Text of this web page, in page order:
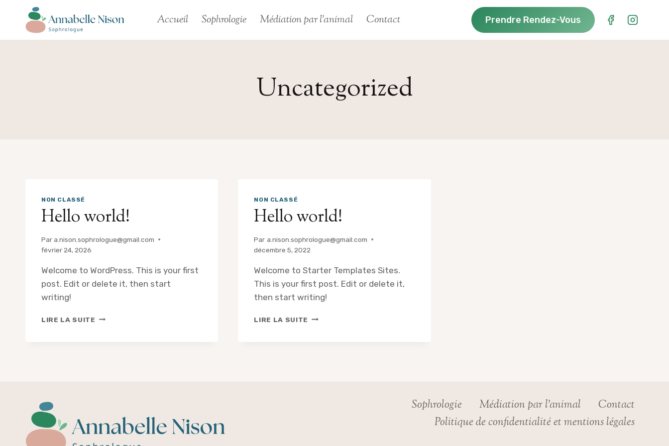
contenu
Accueil Sophrologie Médiation par l’animal Contact Prendre Rendez-Vous
Uncategorized
NON CLASSÉ
Hello world!
Par a.nison.sophrologue@gmail.com
février 24, 2026
Welcome to WordPress. This is your first
post. Edit or delete it, then start
writing!
LIRE LA SUITE HELLO
NON CLASSÉ
Hello world!
Par a.nison.sophrologue@gmail.com
décembre 5, 2022
Welcome to Starter Templates Sites.
This is your first post. Edit or delete it,
then start writing!
LIRE LA SUITE HELLO
Sophrologie Médiation par l’animal
Contact
Politique de confidentialité et mentions légales